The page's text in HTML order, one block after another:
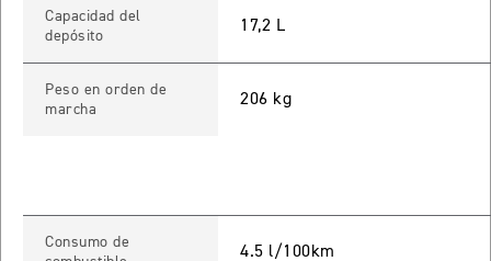
Precio desde $15.390.000
TIGER 900 GT PRO
NEWTIGER 900 ALPINE EDITION
Capacidad del
depósito
17,2 L
Peso en orden de
marcha
206 kg
Consumo de
4.5 l/100km